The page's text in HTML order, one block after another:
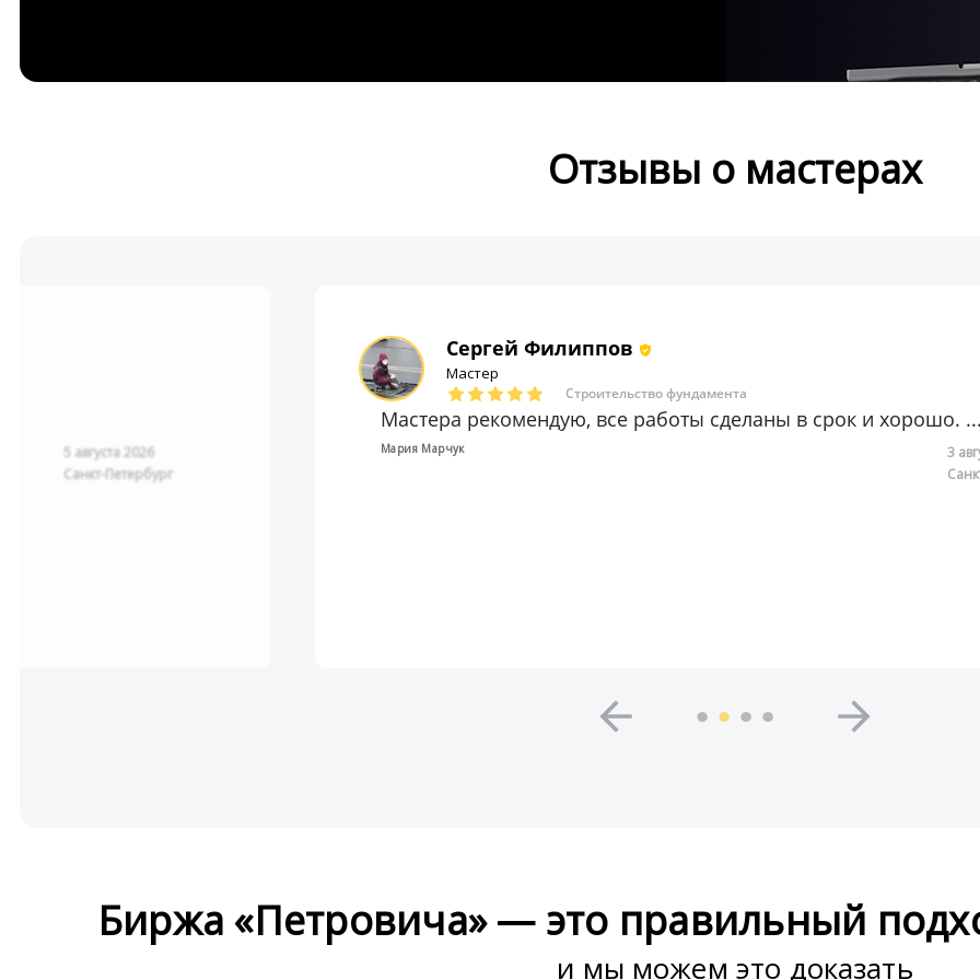
Отзывы о мастерах
3 августа 2026
Санкт-Петербург
Сергей Протасов
Мастер
Ламинат, ковролин, линолеум
Все отлично, мастер отличный ...
РуссДом
26
Биржа «Петровича» — это правильный
и мы можем это доказать